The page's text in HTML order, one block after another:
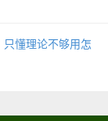
懂理论不够用怎